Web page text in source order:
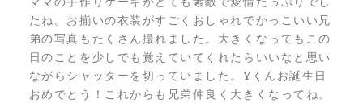
たね。お揃いの衣装がすごくおしゃれでかっこいい兄
弟の写真もたくさん撮れました。大きくなってもこの
日のことを少しでも覚えていてくれたらいいなと思い
ながらシャッターを切っていました。Yくんお誕生日
おめでとう！これからも兄弟仲良く大きくなってね。